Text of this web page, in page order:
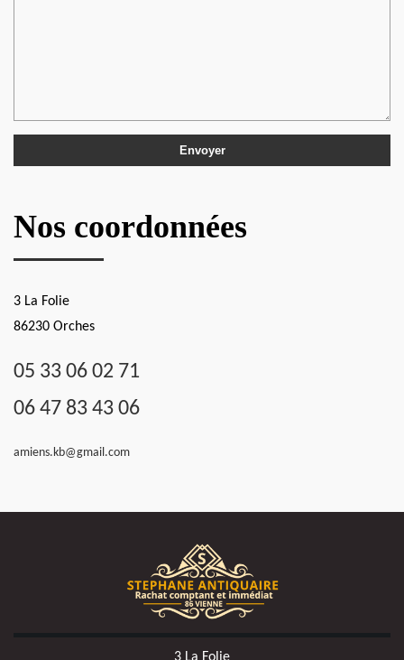
Nos coordonnées
3 La Folie
86230 Orches
05 33 06 02 71
06 47 83 43 06
amiens.kb@gmail.com